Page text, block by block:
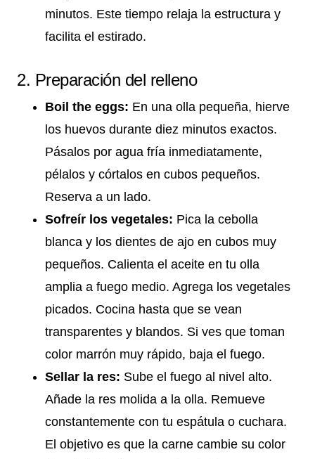
minutos. Este tiempo relaja la estructura y
facilita el estirado.
2. Preparación del relleno
Boil the eggs: En una olla pequeña, hierve
los huevos durante diez minutos exactos.
Pásalos por agua fría inmediatamente,
pélalos y córtalos en cubos pequeños.
Reserva a un lado.
Sofreír los vegetales: Pica la cebolla
blanca y los dientes de ajo en cubos muy
pequeños. Calienta el aceite en tu olla
amplia a fuego medio. Agrega los vegetales
picados. Cocina hasta que se vean
transparentes y blandos. Si ves que toman
color marrón muy rápido, baja el fuego.
Sellar la res: Sube el fuego al nivel alto.
Añade la res molida a la olla. Remueve
constantemente con tu espátula o cuchara.
El objetivo es que la carne cambie su color